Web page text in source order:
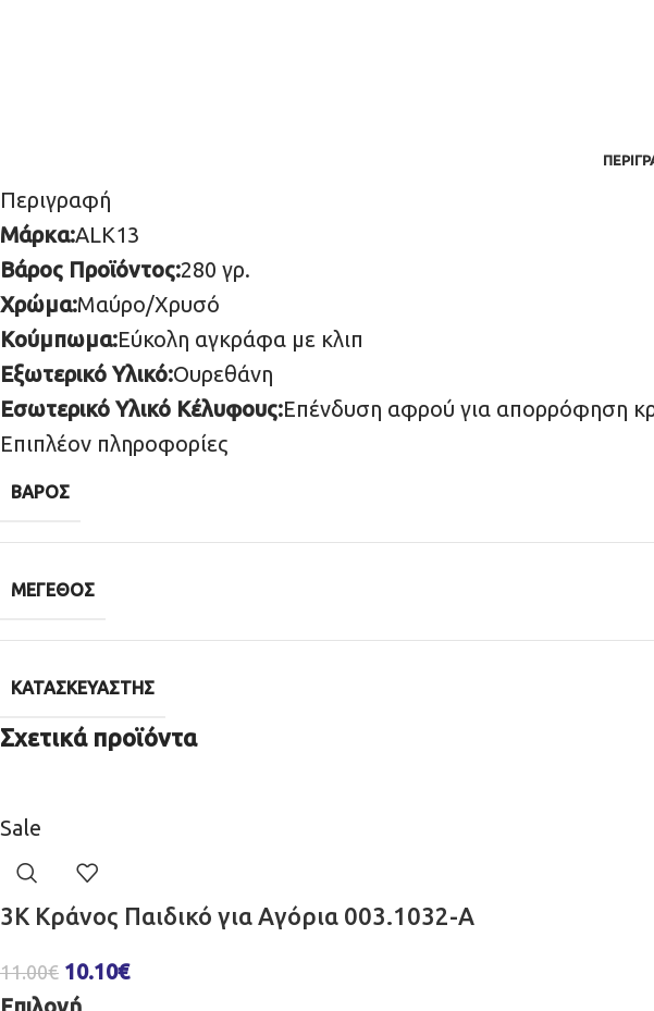
Περιγραφή
Μάρκα:ALK13
Βάρος Προϊόντος:280 γρ.
Χρώμα:Μαύρο/Χρυσό
Κούμπωμα:Εύκολη αγκράφα με κλιπ
Εξωτερικό Υλικό:Ουρεθάνη
Εσωτερικό Υλικό Κέλυφους:Επένδυση αφρού για απορρόφηση
Επιπλέον πληροφορίες
ΒΆΡΟΣ
ΜΈΓΕΘΟΣ
ΚΑΤΑΣΚΕΥΑΣΤΉΣ
Σχετικά προϊόντα
Sale
3K Κράνος Παιδικό για Αγόρια 003.1032-A
11.00€ 10.10€
Επιλογή